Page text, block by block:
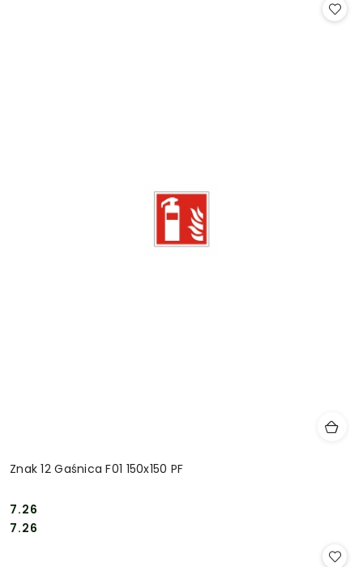
Znak 12 Gaśnica F01 150x150 PF
Cena:
7.26
Cena:
7.26